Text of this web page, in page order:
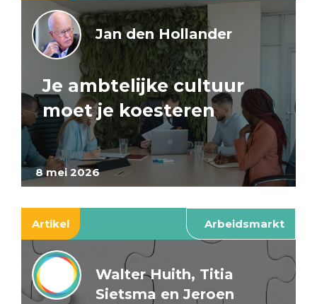
8 mei 2026
Jan den Hollander
Je ambtelijke cultuur
moet je koesteren
Artikel Arbeidsmarkt
Walter Huith, Titia
Sietsma en Jeroen